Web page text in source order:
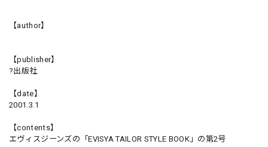
【author】
【publisher】
?出版社
【date】
2001.3.1
【contents】
エヴィスジーンズの「EVISYA TAILOR STYLE BOOK」の第2号